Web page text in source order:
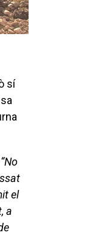
sí
el
a